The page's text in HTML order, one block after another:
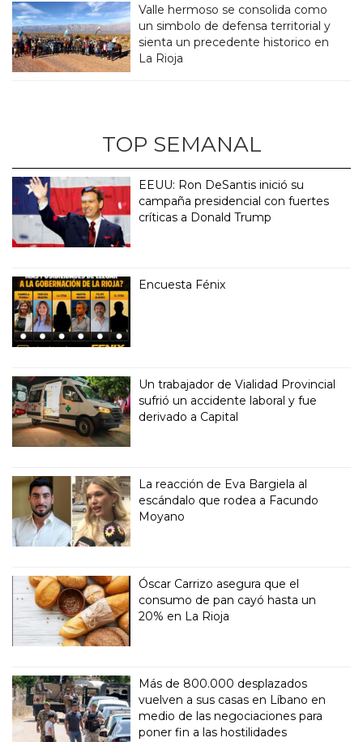
Valle hermoso se consolida como
un simbolo de defensa territorial y
sienta un precedente historico en
La Rioja
TOP SEMANAL
EEUU: Ron DeSantis inició su
campaña presidencial con fuertes
críticas a Donald Trump
Encuesta Fénix
Un trabajador de Vialidad Provincial
sufrió un accidente laboral y fue
derivado a Capital
La reacción de Eva Bargiela al
escándalo que rodea a Facundo
Moyano
Óscar Carrizo asegura que el
consumo de pan cayó hasta un
20% en La Rioja
Más de 800.000 desplazados
vuelven a sus casas en Líbano en
medio de las negociaciones para
poner fin a las hostilidades